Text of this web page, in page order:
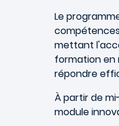
Le
mettant
formation en
répondre
À partir de
module